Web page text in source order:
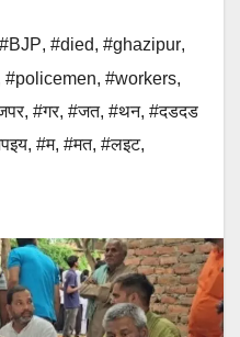
#BJP, #died, #ghazipur,
#policemen, #workers,
, #गर, #जत, #थन, #दडदड
, #म, #मत, #लइट,